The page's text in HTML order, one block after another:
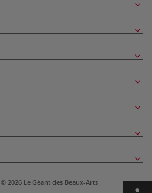
© 2026 Le Géant des Beaux-Arts